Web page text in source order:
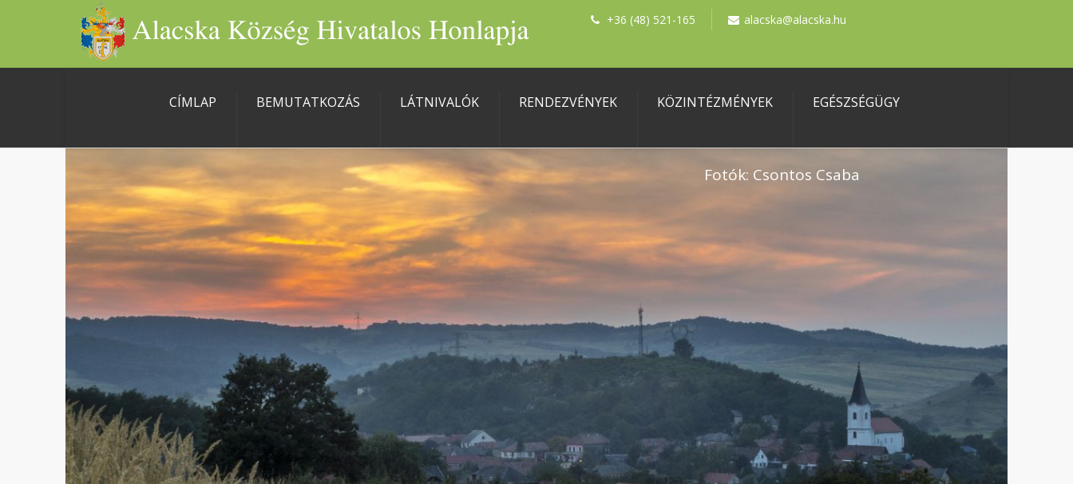
+36 (48) 521-165 alacska@alacska.hu
CÍMLAP BEMUTATKOZÁS LÁTNIVALÓK RENDEZVÉNYEK KÖZINTÉZMÉNYEK EGÉSZSÉGÜGY
Fotók: Csontos Csaba